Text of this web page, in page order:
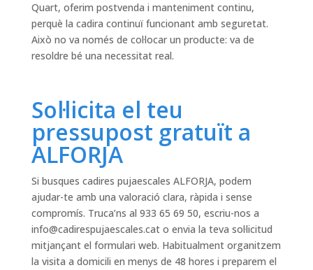
Quart, oferim postvenda i manteniment continu,
perquè la cadira continuï funcionant amb seguretat.
Això no va només de col·locar un producte: va de
resoldre bé una necessitat real.
Sol·licita el teu
pressupost gratuït a
ALFORJA
Si busques cadires pujaescales ALFORJA, podem
ajudar-te amb una valoració clara, ràpida i sense
compromís. Truca’ns al 933 65 69 50, escriu-nos a
info@cadirespujaescales.cato envia la teva sol·licitud
mitjançant el formulari web. Habitualment organitzem
la visita a domicili en menys de 48 hores i preparem el